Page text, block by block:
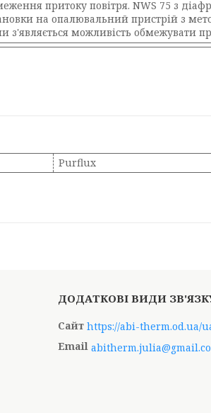
притоку повітря. NWS 75 з
на опалювальний пристрій з
можливість обмежувати
Purflux
https://abi-therm.od.ua/